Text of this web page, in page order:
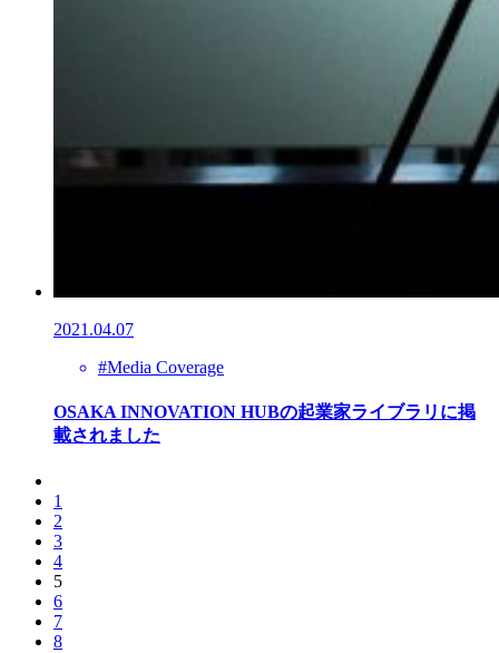
2021.04.07
#Media Coverage
OSAKA INNOVATION HUBの起業家ライブラリに掲
載されました
1
2
3
4
5
6
7
8